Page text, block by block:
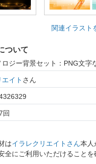
関連イラスト
ついて
ジー背景セット：PNG文字
イト さん
回
はイラレクリエイトさん本人
全にご利用いただけること